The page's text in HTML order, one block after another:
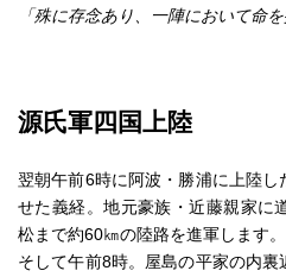
「殊に存念あり、一陣において命
源氏軍四国上陸
翌朝午前6時に阿波・勝浦に上陸
せた義経。地元豪族・近藤親家に
松まで約60㎞の陸路を進軍します。
そして午前8時。屋島の平家の内